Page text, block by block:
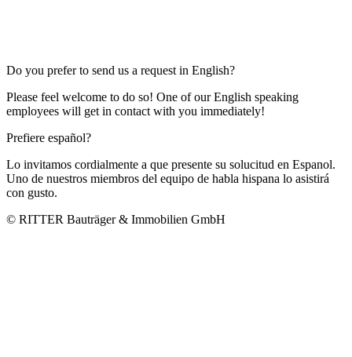
Do you prefer to send us a request in English?
Please feel welcome to do so! One of our English speaking
employees will get in contact with you immediately!
Prefiere español?
Lo invitamos cordialmente a que presente su solucitud en Espanol.
Uno de nuestros miembros del equipo de habla hispana lo asistirá
con gusto.
© RITTER Bauträger & Immobilien GmbH